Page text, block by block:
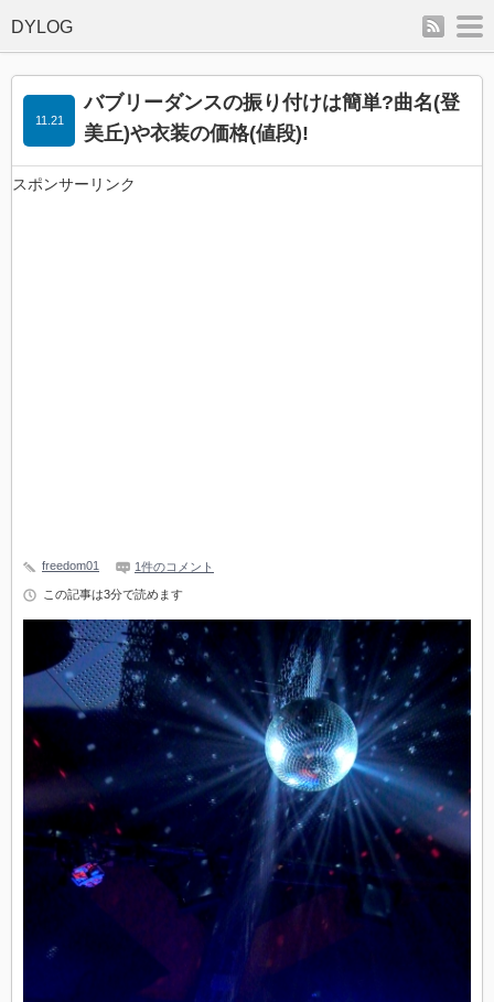
rss
バブリーダンスの振り付けは簡単?曲名(登
美丘)や衣装の価格(値段)!
11.21
スポンサーリンク
freedom01 1件のコメント
この記事は3分で読めます